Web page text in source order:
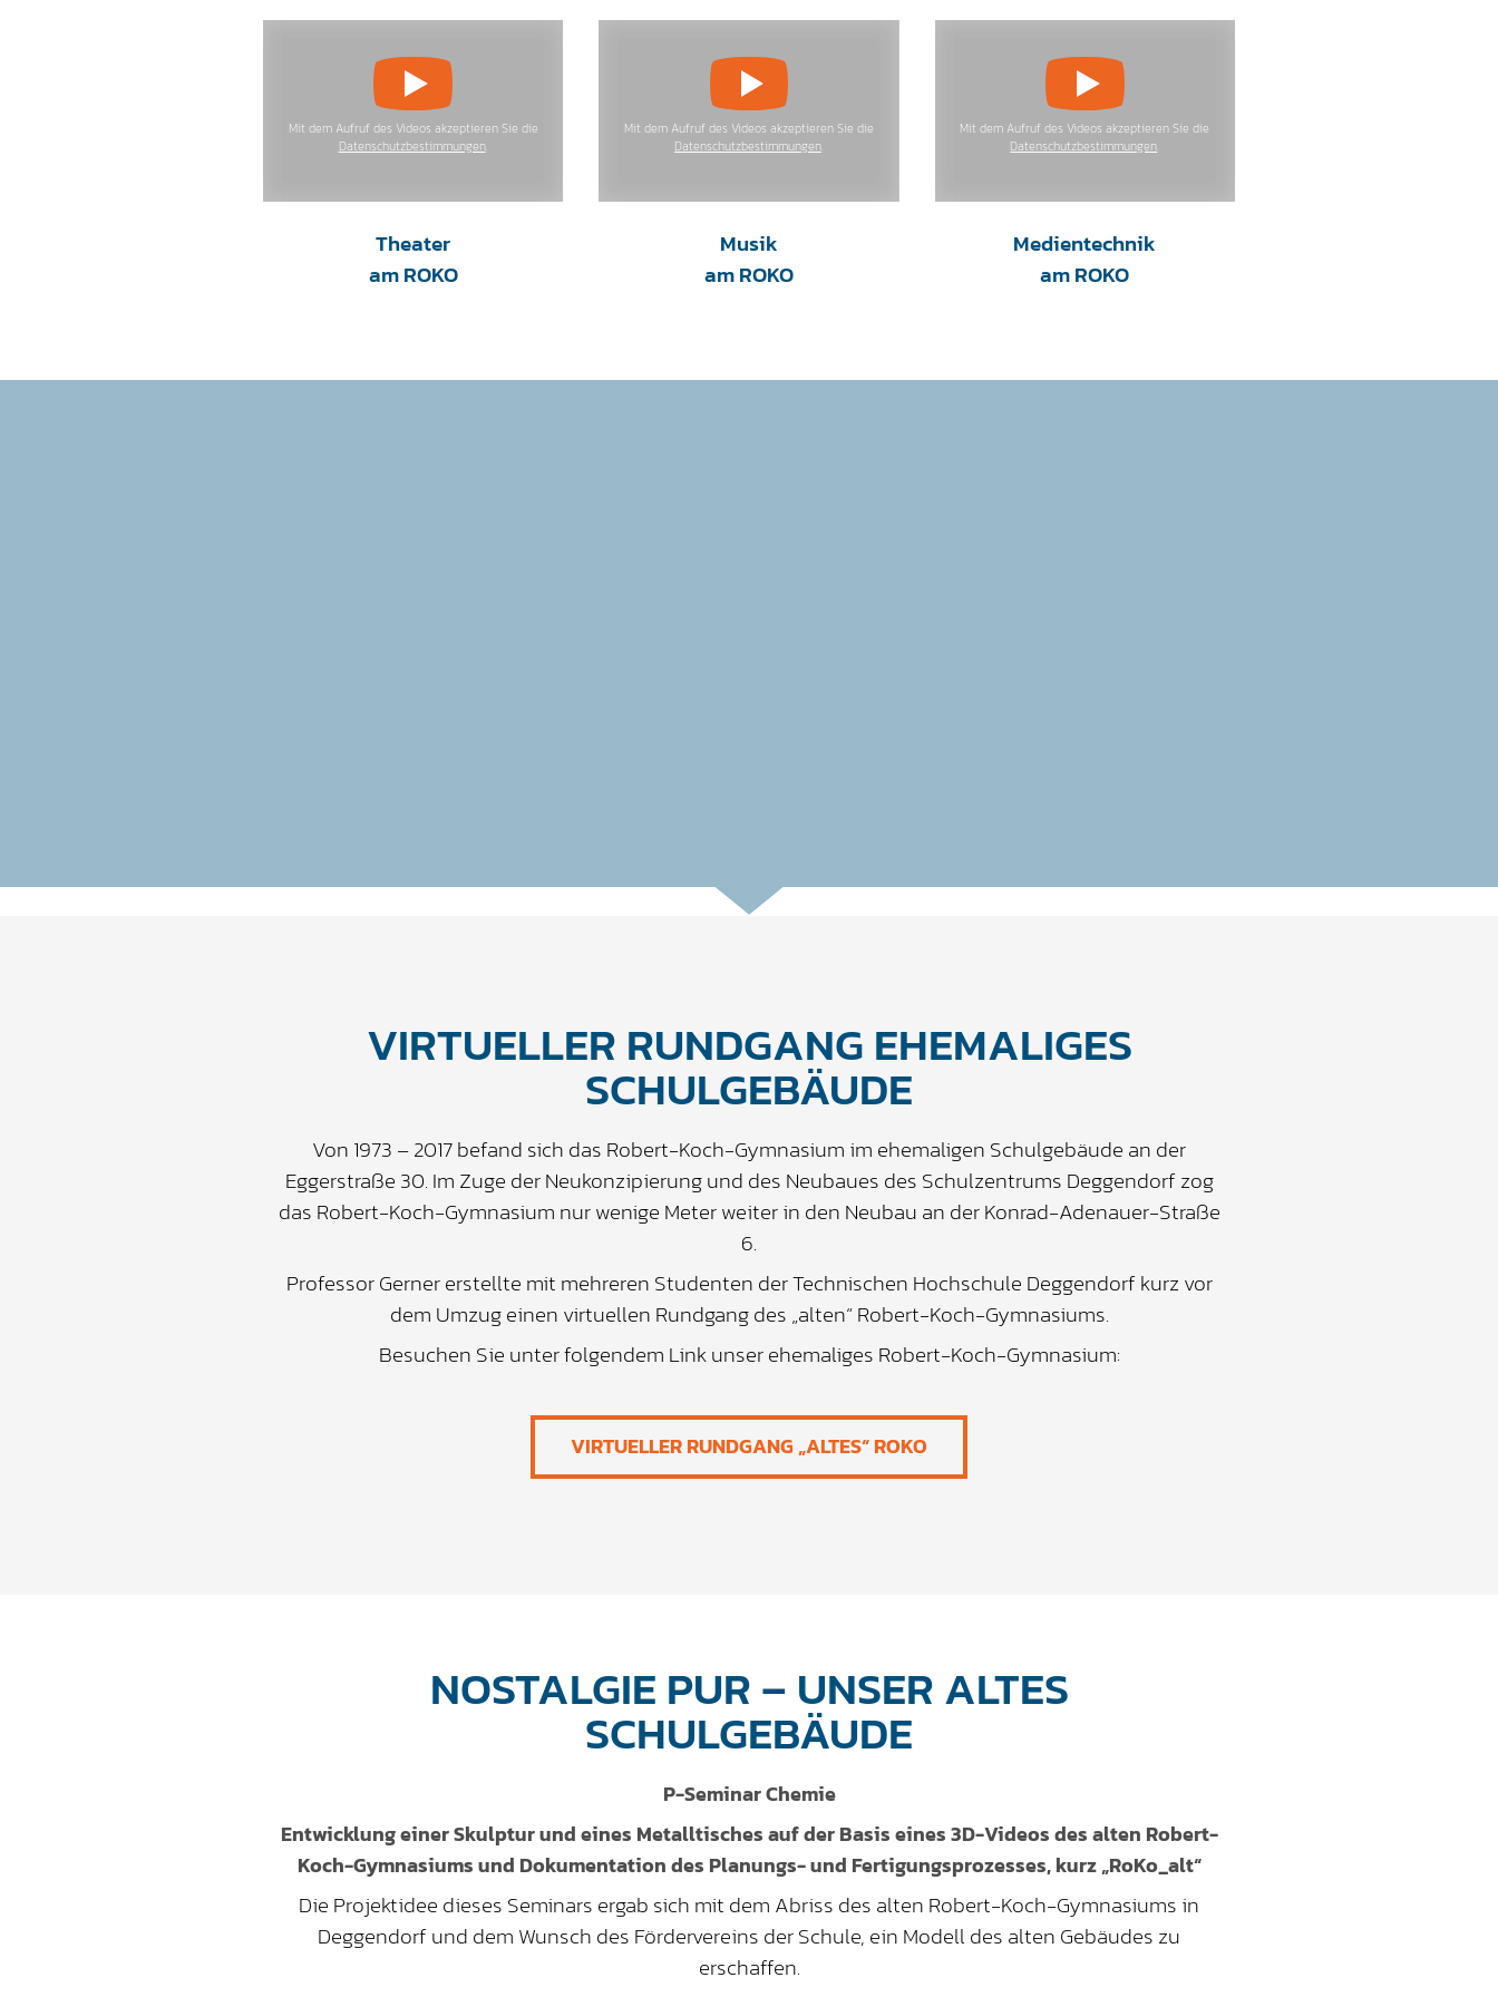
Mit dem Aufruf des Videos akzeptieren Sie die
Datenschutzbestimmungen.
Theater
am ROKO
Mit dem Aufruf des Videos akzeptieren Sie die
Datenschutzbestimmungen.
Musik
am ROKO
Mit dem Aufruf des Videos akzeptieren Sie die
Datenschutzbestimmungen
Medientechnik
am ROKO
VIRTUELLER RUNDGANG EHEMALIGES
SCHULGEBÄUDE
Von 1973 – 2017 befand sich das Robert-Koch-Gymnasium im ehemaligen Schulgebäude an der
Eggerstraße 30. Im Zuge der Neukonzipierung und des Neubaues des Schulzentrums Deggendorf zog
das Robert-Koch-Gymnasium nur wenige Meter weiter in den Neubau an der Konrad-Adenauer-Straße
6.
Professor Gerner erstellte mit mehreren Studenten der Technischen Hochschule Deggendorf kurz vor
dem Umzug einen virtuellen Rundgang des „alten“ Robert-Koch-Gymnasiums.
Besuchen Sie unter folgendem Link unser ehemaliges Robert-Koch-Gymnasium:
VIRTUELLER RUNDGANG „ALTES“ ROKO
NOSTALGIE PUR – UNSER ALTES
SCHULGEBÄUDE
P-Seminar Chemie
Entwicklung einer Skulptur und eines Metalltisches auf der Basis eines 3D-Videos des alten Robert-
Koch-Gymnasiums und Dokumentation des Planungs- und Fertigungsprozesses, kurz „RoKo_alt“
Die Projektidee dieses Seminars ergab sich mit dem Abriss des alten Robert-Koch-Gymnasiums in
Deggendorf und dem Wunsch des Fördervereins der Schule, ein Modell des alten Gebäudes zu
erschaffen.